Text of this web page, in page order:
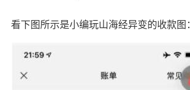
看下图所示是小编玩山海经异变的收款图：